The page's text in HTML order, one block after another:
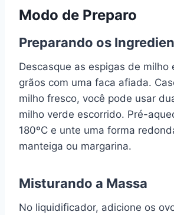
Modo de Preparo
Preparando os
Descasque as espigas de milho
grãos com uma faca afiada.
milho fresco, você pode usar
milho verde escorrido. Pré-
180ºC e unte uma forma
manteiga ou margarina.
Misturando a Massa
No liquidificador, adicione os